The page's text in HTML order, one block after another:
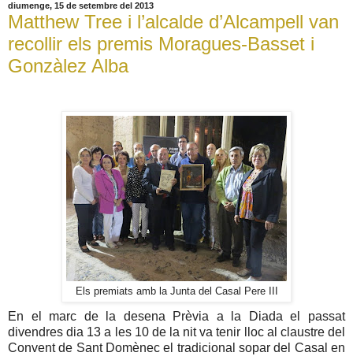
diumenge, 15 de setembre del 2013
Matthew Tree i l’alcalde d’Alcampell van
recollir els premis Moragues-Basset i
Gonzàlez Alba
Els premiats amb la Junta del Casal Pere III
En el marc de la desena Prèvia a la Diada el passat
divendres dia 13 a les 10 de la nit va tenir lloc al claustre del
Convent de Sant Domènec el tradicional sopar del Casal en